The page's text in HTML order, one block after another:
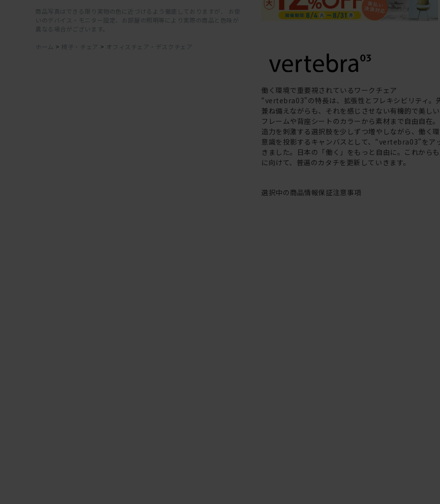
商品写真はできる限り実物の色に近づけるよう徹底しておりますが、 お使
いのデバイス・モニター設定、お部屋の照明等により実際の商品と色味が
異なる場合がございます。
ホーム > 椅子・チェア > オフィスチェア・デスクチェア
働く環境で重要視されているワークチェア
“vertebra03”の特長は、拡張性とフレキシビリティ。
兼ね備えながらも、それを感じさせない有機的で美しい
フレームや背座シートのカラーから素材まで自由自在
造力を刺激する選択肢を少しずつ増やしながら、働く
意識を投影するキャンバスとして、“vertebra03”をア
きました。日本の「働く」をもっと自由に。これから
に向けて、普遍のカタチを更新していきます。
選択中の商品情報保証注意事項